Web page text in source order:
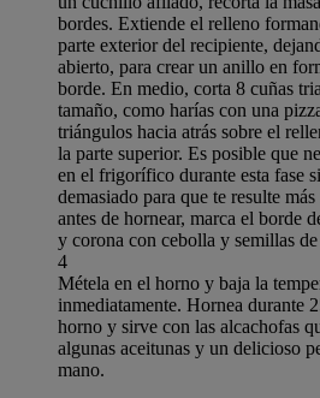
bordes. Extiende el relleno
parte exterior del recipiente,
abierto, para crear un anillo en
borde. En medio, corta 8 cuñas
tamaño, como harías con una
triángulos hacia atrás sobre el
la parte superior. Es posible que
en el frigorífico durante esta fase
demasiado para que te resulte
antes de hornear, marca el borde
y corona con cebolla y semillas de
4
Métela en el horno y baja la
inmediatamente. Hornea durante
horno y sirve con las alcachofas
algunas aceitunas y un delicioso
mano.